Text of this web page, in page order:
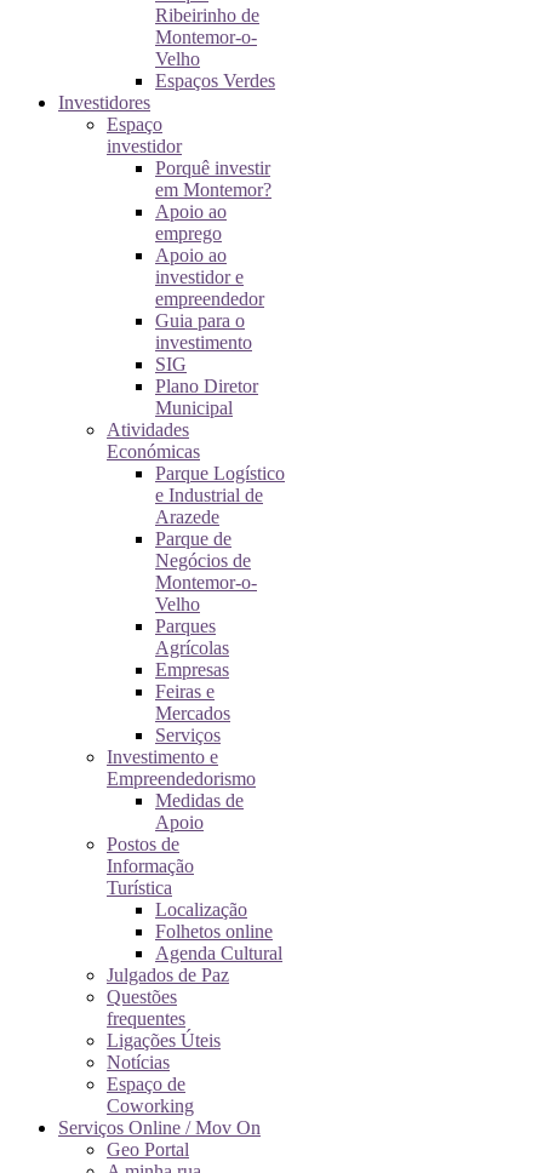
Ribeirinho de
Montemor-o-
Velho
Espaços Verdes
Investidores
Espaço
investidor
Porquê investir
em Montemor?
Apoio ao
emprego
Apoio ao
investidor e
empreendedor
Guia para o
investimento
SIG
Plano Diretor
Municipal
Atividades
Económicas
Parque Logístico
e Industrial de
Arazede
Parque de
Negócios de
Montemor-o-
Velho
Parques
Agrícolas
Empresas
Feiras e
Mercados
Serviços
Investimento e
Empreendedorismo
Medidas de
Apoio
Postos de
Informação
Turística
Localização
Folhetos online
Agenda Cultural
Julgados de Paz
Questões
frequentes
Ligações Úteis
Notícias
Espaço de
Coworking
Serviços Online / Mov On
Geo Portal